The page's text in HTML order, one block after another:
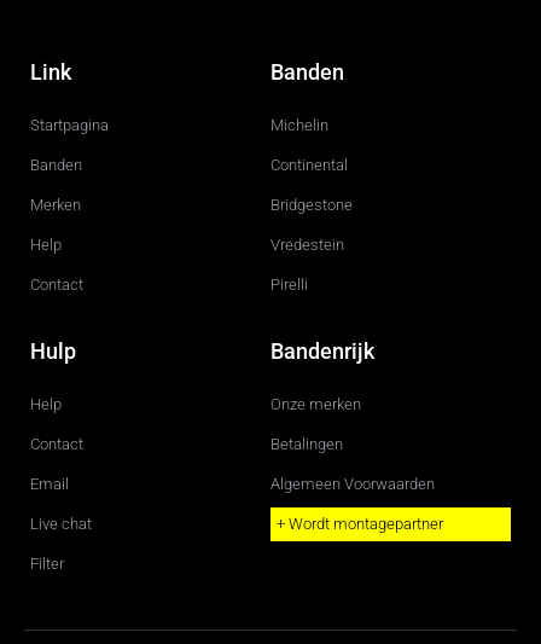
c
e
o
g
r
Link
Startpagina
Banden
Merken
Help
Contact
Banden
Michelin
Continental
Bridgestone
Vredestein
Pirelli
Hulp
Help
Contact
Email
Live chat
Filter
Bandenrijk
Onze merken
Betalingen
Algemeen Voorwaarden
+ Wordt montagepartner